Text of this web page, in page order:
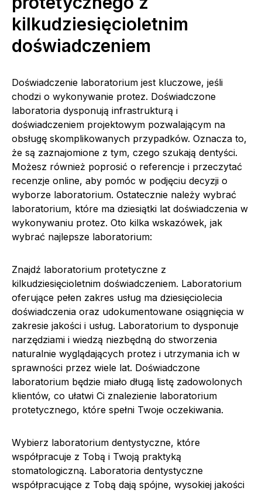
kilkudziesięcioletnim
doświadczeniem
Doświadczenie laboratorium jest kluczowe, jeśli
chodzi o wykonywanie protez. Doświadczone
laboratoria dysponują infrastrukturą i
doświadczeniem projektowym pozwalającym na
obsługę skomplikowanych przypadków. Oznacza to,
że są zaznajomione z tym, czego szukają dentyści.
Możesz również poprosić o referencje i przeczytać
recenzje online, aby pomóc w podjęciu decyzji o
wyborze laboratorium. Ostatecznie należy wybrać
laboratorium, które ma dziesiątki lat doświadczenia w
wykonywaniu protez. Oto kilka wskazówek, jak
wybrać najlepsze laboratorium:
Znajdź laboratorium protetyczne z
kilkudziesięcioletnim doświadczeniem. Laboratorium
oferujące pełen zakres usług ma dziesięciolecia
doświadczenia oraz udokumentowane osiągnięcia w
zakresie jakości i usług. Laboratorium to dysponuje
narzędziami i wiedzą niezbędną do stworzenia
naturalnie wyglądających protez i utrzymania ich w
sprawności przez wiele lat. Doświadczone
laboratorium będzie miało długą listę zadowolonych
klientów, co ułatwi Ci znalezienie laboratorium
protetycznego, które spełni Twoje oczekiwania.
Wybierz laboratorium dentystyczne, które
współpracuje z Tobą i Twoją praktyką
stomatologiczną. Laboratoria dentystyczne
współpracujące z Tobą dają spójne, wysokiej jakości